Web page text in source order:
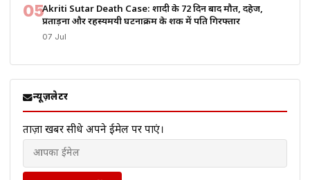
05Akriti Sutar Death Case: शादी के 72 दिन बाद मौत, दहेज,
प्रताड़ना और रहस्यमयी घटनाक्रम के शक में पति गिरफ्तार
07 Jul
न्यूज़लेटर
ताज़ा खबरें सीधे अपने ईमेल पर पाएं।